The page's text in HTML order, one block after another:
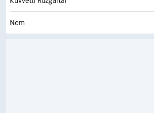
Nem